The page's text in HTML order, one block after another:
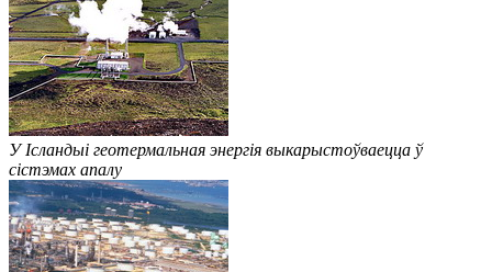
У Ісландыі геотермальная энергія выкарыстоўваецца ў
сістэмах апалу